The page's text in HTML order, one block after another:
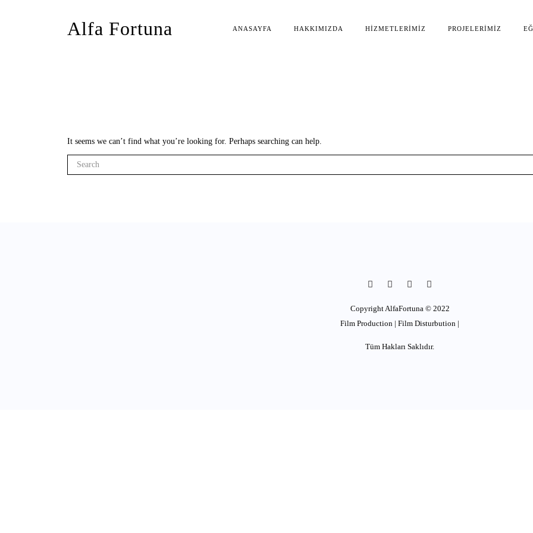
Alfa Fortuna ANASAYFA HAKKIMIZDA HIZMETLERIMIZ PROJELERIMIZ
It seems we can’t find what you’re looking for. Perhaps searching can help.
Copyright AlfaFortuna © 2022
Film Production | Film Disturbution |
Tüm Hakları Saklıdır.